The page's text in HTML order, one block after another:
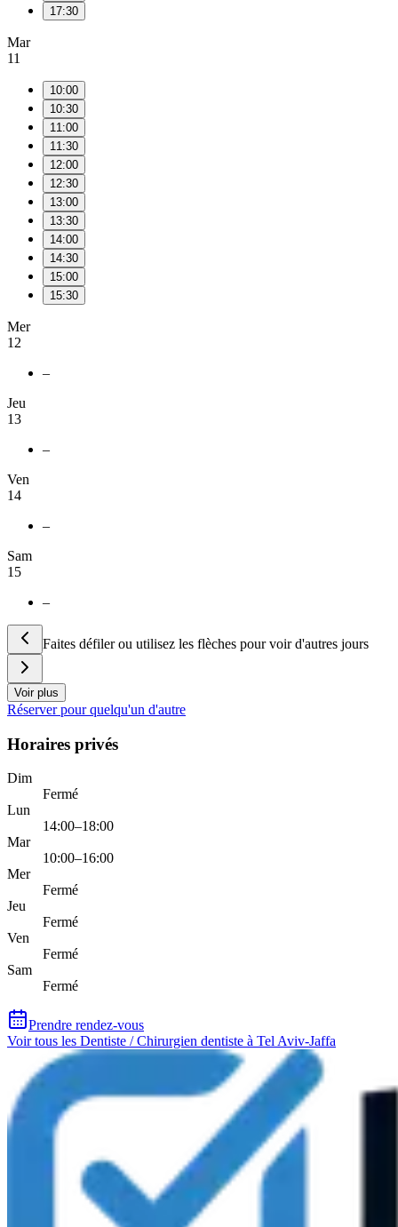
17:30
Mar
11
10:00
10:30
11:00
11:30
12:00
12:30
13:00
13:30
14:00
14:30
15:00
15:30
Mer
12
–
Jeu
13
–
Ven
14
–
Sam
15
–
Faites défiler ou utilisez les flèches pour voir d'autres jours
Voir plus
Réserver pour quelqu'un d'autre
Horaires privés
Dim
Fermé
Lun
14:00–18:00
Mar
10:00–16:00
Mer
Fermé
Jeu
Fermé
Ven
Fermé
Sam
Fermé
Prendre rendez-vous
Voir tous les Dentiste / Chirurgien dentiste à Tel Aviv-Jaffa